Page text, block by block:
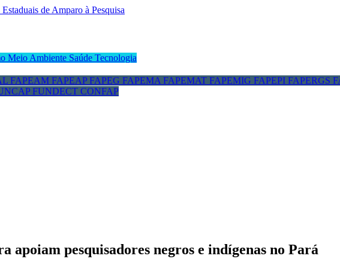
Meio Ambiente Saúde Tecnologia
FAPEAM FAPEAPFAPEG FAPEMA FAPEMAT FAPEMIG FAPEPI FAPERGS
FUNDECT CONFAP
apoiam pesquisadores negros e indígenas no Pará